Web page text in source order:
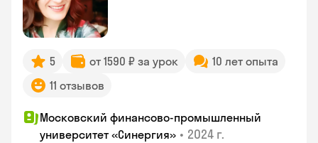
5 от 1590 ₽ за урок
10 лет опыта
11 отзывов
Московский финансово-промышленный
университет «Синергия» • 2024 г.